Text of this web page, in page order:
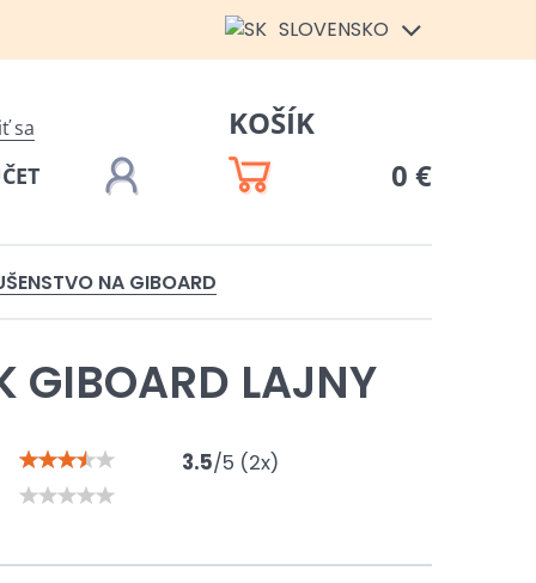
SLOVENSKO
sa
KOŠÍK
0 €
NA GIBOARD
GIBOARD LAJNY
3.5/5 (2x)